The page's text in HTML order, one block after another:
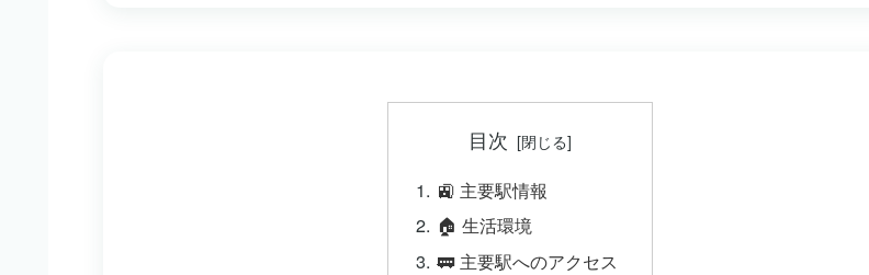
目次
🚉 主要駅情報
🏠 生活環境
🚃 主要駅へのアクセス